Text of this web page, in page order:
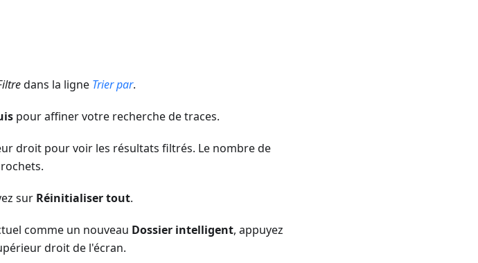
dans la ligne Trier par.
pour affiner votre recherche de traces.
droit pour voir les résultats filtrés. Le nombre de
sur Réinitialiser tout.
comme un nouveau Dossier intelligent, appuyez
droit de l'écran.